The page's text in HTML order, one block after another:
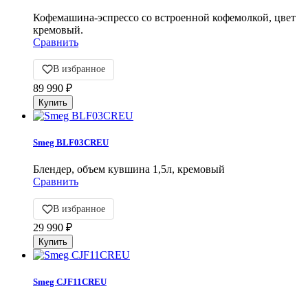
Кофемашина-эспрессо со встроенной кофемолкой, цвет
кремовый.
Сравнить
В избранное
89 990 ₽
Smeg BLF03CREU
Блендер, объем кувшина 1,5л, кремовый
Сравнить
В избранное
29 990 ₽
Smeg CJF11CREU